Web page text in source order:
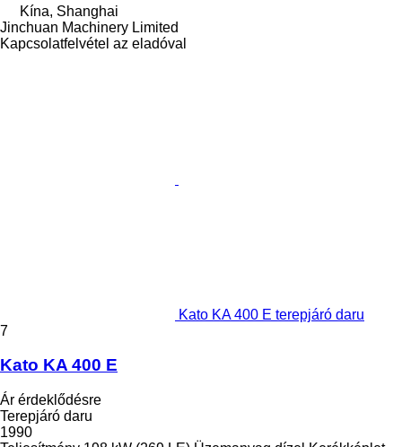
Kína, Shanghai
Jinchuan Machinery Limited
Kapcsolatfelvétel az eladóval
Kato KA 400 E terepjáró daru
7
Kato KA 400 E
Ár érdeklődésre
Terepjáró daru
1990